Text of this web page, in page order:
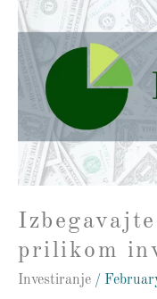
prilikom
Investiranje /
posrednike
investiranja